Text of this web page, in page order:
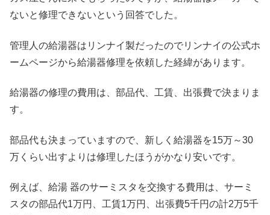
ないと修理できないという回答でした。
管理人の給湯器はリンナイ製だったのでリンナイの公式ホ
ームページから給湯器修理を依頼した経緯があります。
給湯器の修理の費用は、部品代、工賃、出張費で決まりま
す。
部品代も決まっていますので、新しく給湯器を15万～30
万くらい出すよりは修理したほうがかなり安いです。
例えば、給湯 器のサーミスタを交換する費用は、サーミ
スタの部品代1万円、工賃1万円、出張費5千円の計2万5千